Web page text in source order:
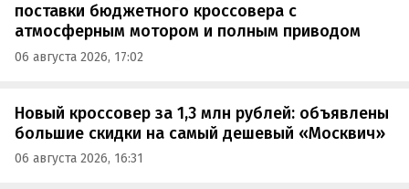
поставки бюджетного кроссовера с
атмосферным мотором и полным приводом
06 августа 2026, 17:02
Новый кроссовер за 1,3 млн рублей: объявлены
большие скидки на самый дешевый «Москвич»
06 августа 2026, 16:31